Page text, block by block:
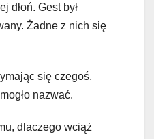
dłoń. Gest był
Żadne z nich się
się czegoś,
nazwać.
dlaczego wciąż